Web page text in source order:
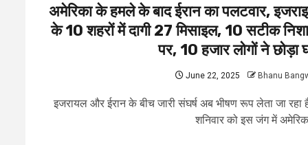
अमेरिका के हमले के बाद ईरान का पलटवार,
के 10 शहरों में दागी 27 मिसाइल, 10 सटीक
पर, 10 हजार लोगों ने छोड़ा
June 22, 2025 Bhanu
इजरायल और ईरान के बीच जारी संघर्ष अब भीषण रूप लेता जा रहा
शनिवार को इस जंग में